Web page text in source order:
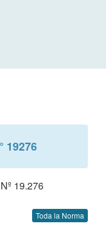
19276
19.276
Toda la Norma